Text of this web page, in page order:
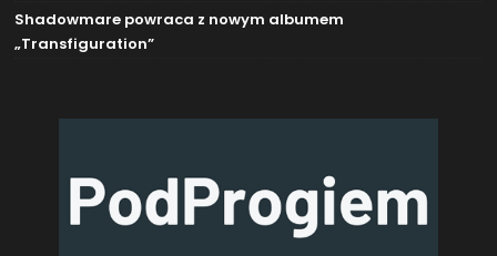
Shadowmare powraca z nowym albumem
„Transfiguration”